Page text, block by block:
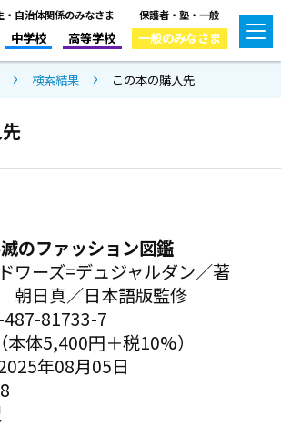
・自治体関係のみなさま
中学校 高等学校
保護者・塾・一般
一般のみなさま
検索結果 この本の購入先
のファッション図鑑
ワーズ=デュジャルダン／著
朝日真／日本語版監修
81733-7
体5,400円＋税10%）
年08月05日